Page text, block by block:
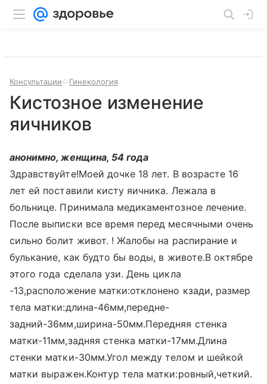
Консультации Гинекология
Кистозное изменение
яичников
анонимно, женщина, 54 года
Здравствуйте!Моей дочке 18 лет. В возрасте 16
лет ей поставили кисту яичника. Лежала в
больнице. Принимала медикаментозное лечение.
После выписки все время перед месячными очень
сильно болит живот. ! Жалобы на распирание и
булькание, как будто бы воды, в животе.В октябре
этого года сделала узи. День цикла
-13,расположение матки:отклонено кзади, размер
тела матки:длина-46мм,передне-
задний-36мм,ширина-50мм.Передняя стенка
матки-11мм,задняя стенка матки-17мм.Длина
стенки матки-30мм.Угол между телом и шейкой
матки выражен.Контур тела матки:ровный,четкий.